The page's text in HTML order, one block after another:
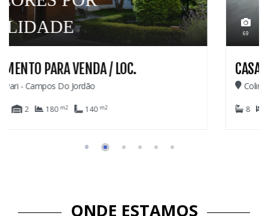
CASA PARA VENDA
Colinas De Capivari - Campos Do Jordão
8
ONDE ESTAMOS